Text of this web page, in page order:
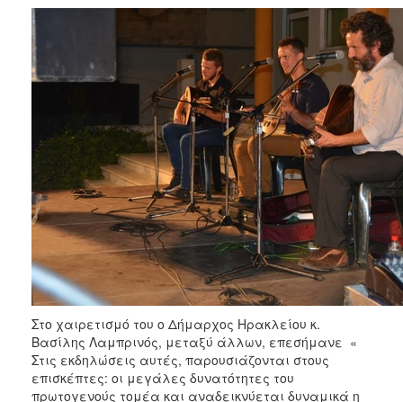
Στο χαιρετισμό του ο Δήμαρχος Ηρακλείου κ.
Βασίλης Λαμπρινός, μεταξύ άλλων, επεσήμανε «
Στις εκδηλώσεις αυτές, παρουσιάζονται στους
επισκέπτες: οι μεγάλες δυνατότητες του
πρωτογενούς τομέα και αναδεικνύεται δυναμικά η